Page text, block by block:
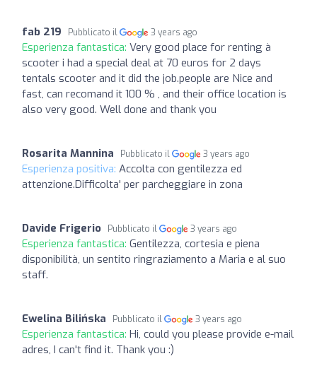
fab 219 Pubblicato il 3 years ago
Esperienza fantastica: Very good place for renting à
scooter i had a special deal at 70 euros for 2 days
tentals scooter and it did the job.people are Nice and
fast, can recomand it 100 % , and their office location is
also very good. Well done and thank you
Rosarita Mannina Pubblicato il 3 years ago
Esperienza positiva: Accolta con gentilezza ed
attenzione.Difficolta' per parcheggiare in zona
Davide Frigerio Pubblicato il 3 years ago
Esperienza fantastica: Gentilezza, cortesia e piena
disponibilità, un sentito ringraziamento a Maria e al suo
staff.
Ewelina Bilińska Pubblicato il 3 years ago
Esperienza fantastica: Hi, could you please provide e-mail
adres, I can't find it. Thank you :)